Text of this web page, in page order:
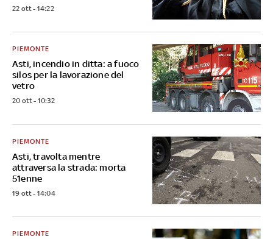
22 ott - 14:22
Asti, incendio in ditta: a fuoco
silos per la lavorazione del
vetro
PIEMONTE
20 ott - 10:32
Asti, travolta mentre
attraversa la strada: morta
51enne
PIEMONTE
19 ott - 14:04
PIEMONTE